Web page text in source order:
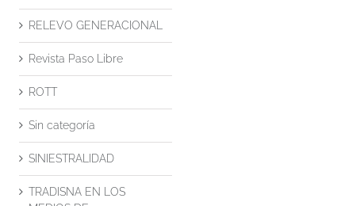
RELEVO GENERACIONAL
Revista Paso Libre
ROTT
Sin categoría
SINIESTRALIDAD
TRADISNA EN LOS